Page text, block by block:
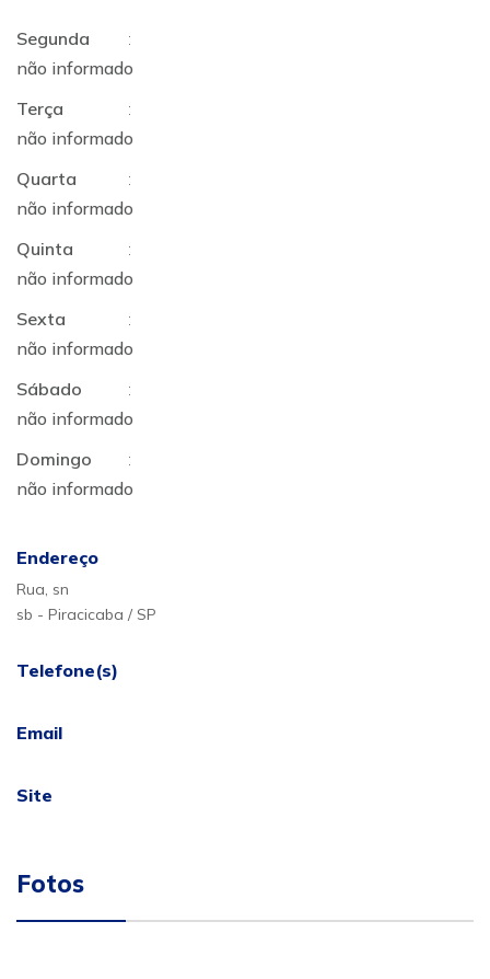
Segunda
:
não informado
Terça
:
não informado
Quarta
:
não informado
Quinta
:
não informado
Sexta
:
não informado
Sábado
:
não informado
Domingo
:
não informado
Endereço
Rua, sn
sb - Piracicaba / SP
Telefone(s)
Email
Site
Fotos